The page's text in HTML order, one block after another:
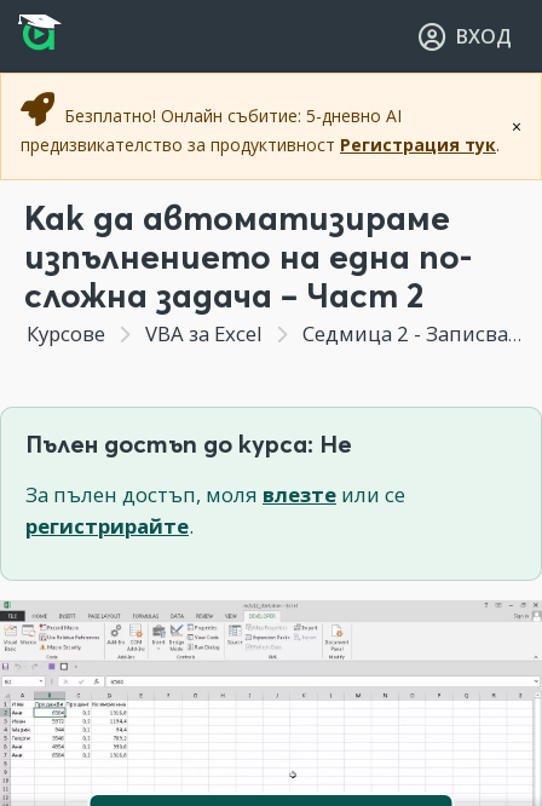
Прескочи към основното съдържание
Прескочи към навигацията
ВХОД
×
Безплатно! Онлайн събитие: 5-дневно AI
предизвикателство за продуктивност Регистрация тук.
Как да автоматизираме
изпълнението на една по-
сложна задача – Част 2
Курсове VBA за Excel Седмица 2 - Записване на процедури - от Macro Recorder към VBA
Пълен достъп до курса: Не
За пълен достъп, моля влезте или се
регистрирайте.